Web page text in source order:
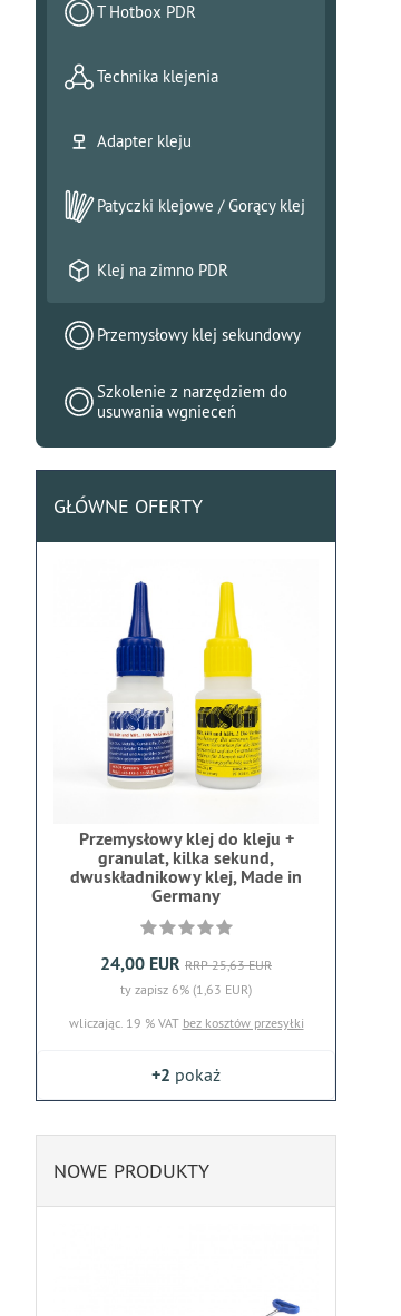
T Hotbox PDR
Technika klejenia
Adapter kleju
Patyczki klejowe / Gorący klej
Klej na zimno PDR
Przemysłowy klej sekundowy
Szkolenie z narzędziem do
usuwania wgnieceń
GŁÓWNE OFERTY
Przemysłowy klej do kleju +
granulat, kilka sekund,
dwuskładnikowy klej, Made in
Germany
24,00 EUR RRP 25,63 EUR
ty zapisz 6% (1,63 EUR)
wliczając. 19 % VAT bez kosztów przesyłki
+2 pokaż
NOWE PRODUKTY